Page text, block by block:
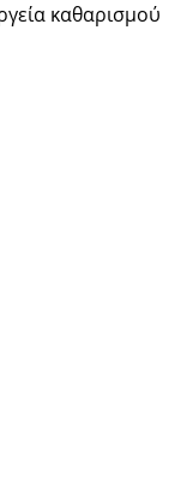
καθαρισμού